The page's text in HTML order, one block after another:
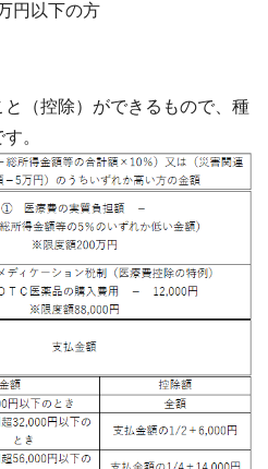
円以下の方
（控除）ができるもので、種
。